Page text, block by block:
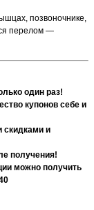
позвоночнике,
перелом —
один раз!
купонов себе и
скидками и
получения!
можно получить